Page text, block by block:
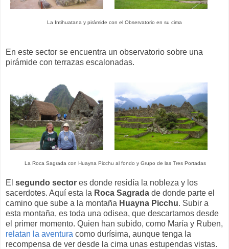
La Intihuatana y pirámide con el Observatorio en su cima
En este sector se encuentra un observatorio sobre una
pirámide con terrazas escalonadas.
La Roca Sagrada con Huayna Picchu al fondo y Grupo de las Tres Portadas
El segundo sector es donde residía la nobleza y los
sacerdotes. Aquí esta la Roca Sagrada de donde parte el
camino que sube a la montaña Huayna Picchu. Subir a
esta montaña, es toda una odisea, que descartamos desde
el primer momento. Quien han subido, como María y Ruben,
relatan la aventura como durísima, aunque tenga la
recompensa de ver desde la cima unas estupendas vistas.